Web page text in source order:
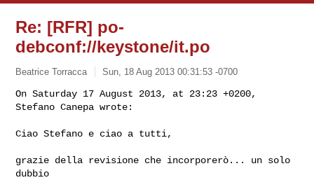
Re: [RFR] po-
debconf://keystone/it.po
Beatrice Torracca Sun, 18 Aug 2013 00:31:53 -0700
On Saturday 17 August 2013, at 23:23 +0200,
Stefano Canepa wrote:
Ciao Stefano e ciao a tutti,
grazie della revisione che incorporerò... un solo
dubbio